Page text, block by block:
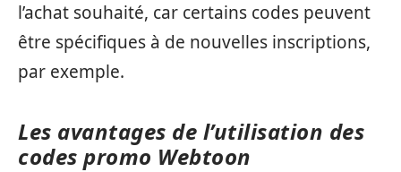
l’achat souhaité, car certains codes peuvent
être spécifiques à de nouvelles inscriptions,
par exemple.
Les avantages de l’utilisation des
codes promo Webtoon